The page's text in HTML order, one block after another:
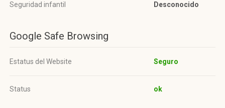
Seguridad infantil
Desconocido
Google Safe Browsing
Estatus del Website Seguro
Status ok